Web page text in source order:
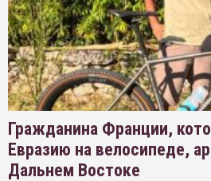
Гражданина Франции,
Евразию на велосипеде,
Дальнем Востоке